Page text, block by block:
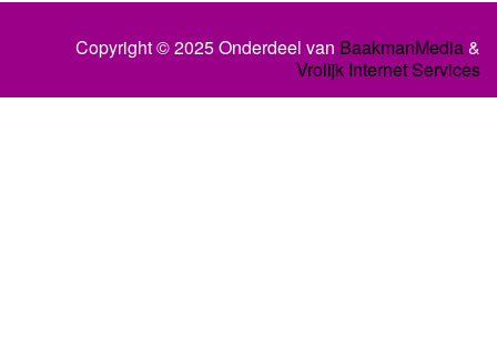
Copyright © 2025 Onderdeel van BaakmanMedia&
Vrolijk Internet Services